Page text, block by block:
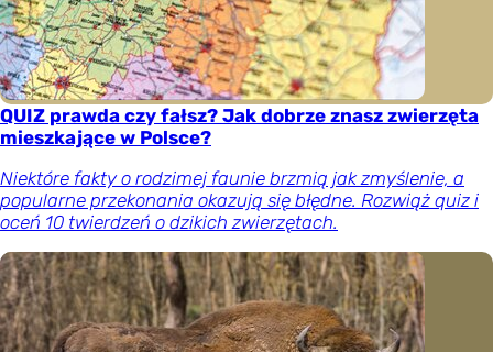
QUIZ prawda czy fałsz? Jak dobrze znasz zwierzęta
mieszkające w Polsce?
Niektóre fakty o rodzimej faunie brzmią jak zmyślenie, a
popularne przekonania okazują się błędne. Rozwiąż quiz i
oceń 10 twierdzeń o dzikich zwierzętach.